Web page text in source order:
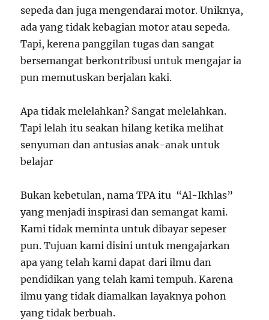
sepeda dan juga mengendarai motor. Uniknya,
ada yang tidak kebagian motor atau sepeda.
Tapi, kerena panggilan tugas dan sangat
bersemangat berkontribusi untuk mengajar ia
pun memutuskan berjalan kaki.
Apa tidak melelahkan? Sangat melelahkan.
Tapi lelah itu seakan hilang ketika melihat
senyuman dan antusias anak-anak untuk
belajar
Bukan kebetulan, nama TPA itu “Al-Ikhlas”
yang menjadi inspirasi dan semangat kami.
Kami tidak meminta untuk dibayar sepeser
pun. Tujuan kami disini untuk mengajarkan
apa yang telah kami dapat dari ilmu dan
pendidikan yang telah kami tempuh. Karena
ilmu yang tidak diamalkan layaknya pohon
yang tidak berbuah.